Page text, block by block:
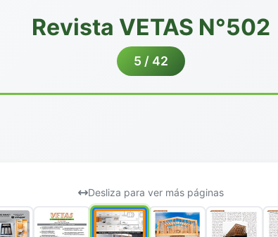
Revista VETAS N°502
5 / 42
Desliza para ver más páginas